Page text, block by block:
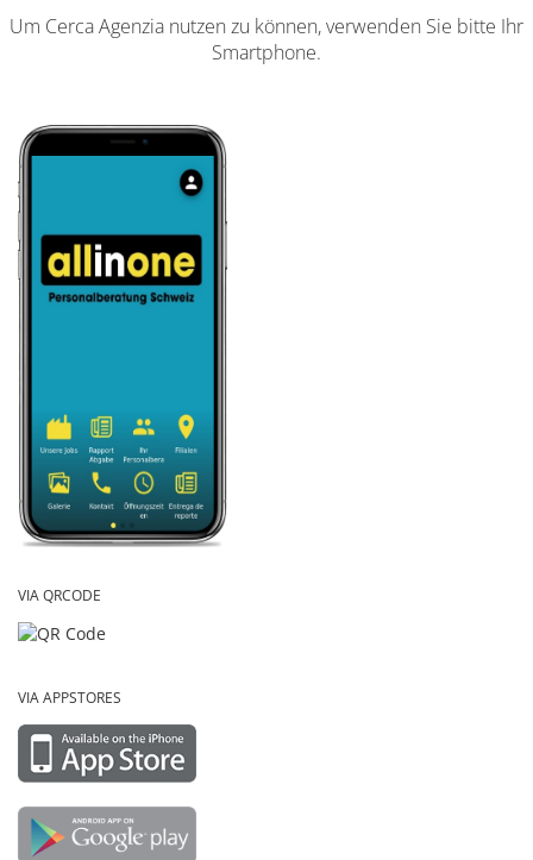
Um Cerca Agenzia nutzen zu können, verwenden Sie bitte Ihr
Smartphone.
VIA QRCODE
VIA APPSTORES